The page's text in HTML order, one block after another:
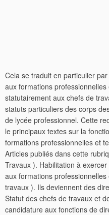
Cela se traduit en particulier
aux formations
statutairement aux chefs de
statuts particuliers des corps
de lycée professionnel. Cette
le principaux textes sur la
formations professionnelles et
Articles publiés dans cette
Travaux ). Habilitation à
aux formations
travaux ). Ils deviennent des
Statut des chefs de travaux et
candidature aux fonctions de